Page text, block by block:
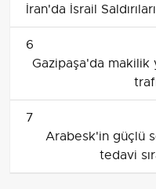
İran'da İsrail
6
Gazipaşa'da makilik
7
Arabesk'in güçlü
tedavi